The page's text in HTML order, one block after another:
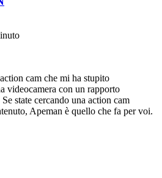
cam che mi ha stupito
videocamera con un rapporto
state cercando una action cam
Apeman è quello che fa per voi.